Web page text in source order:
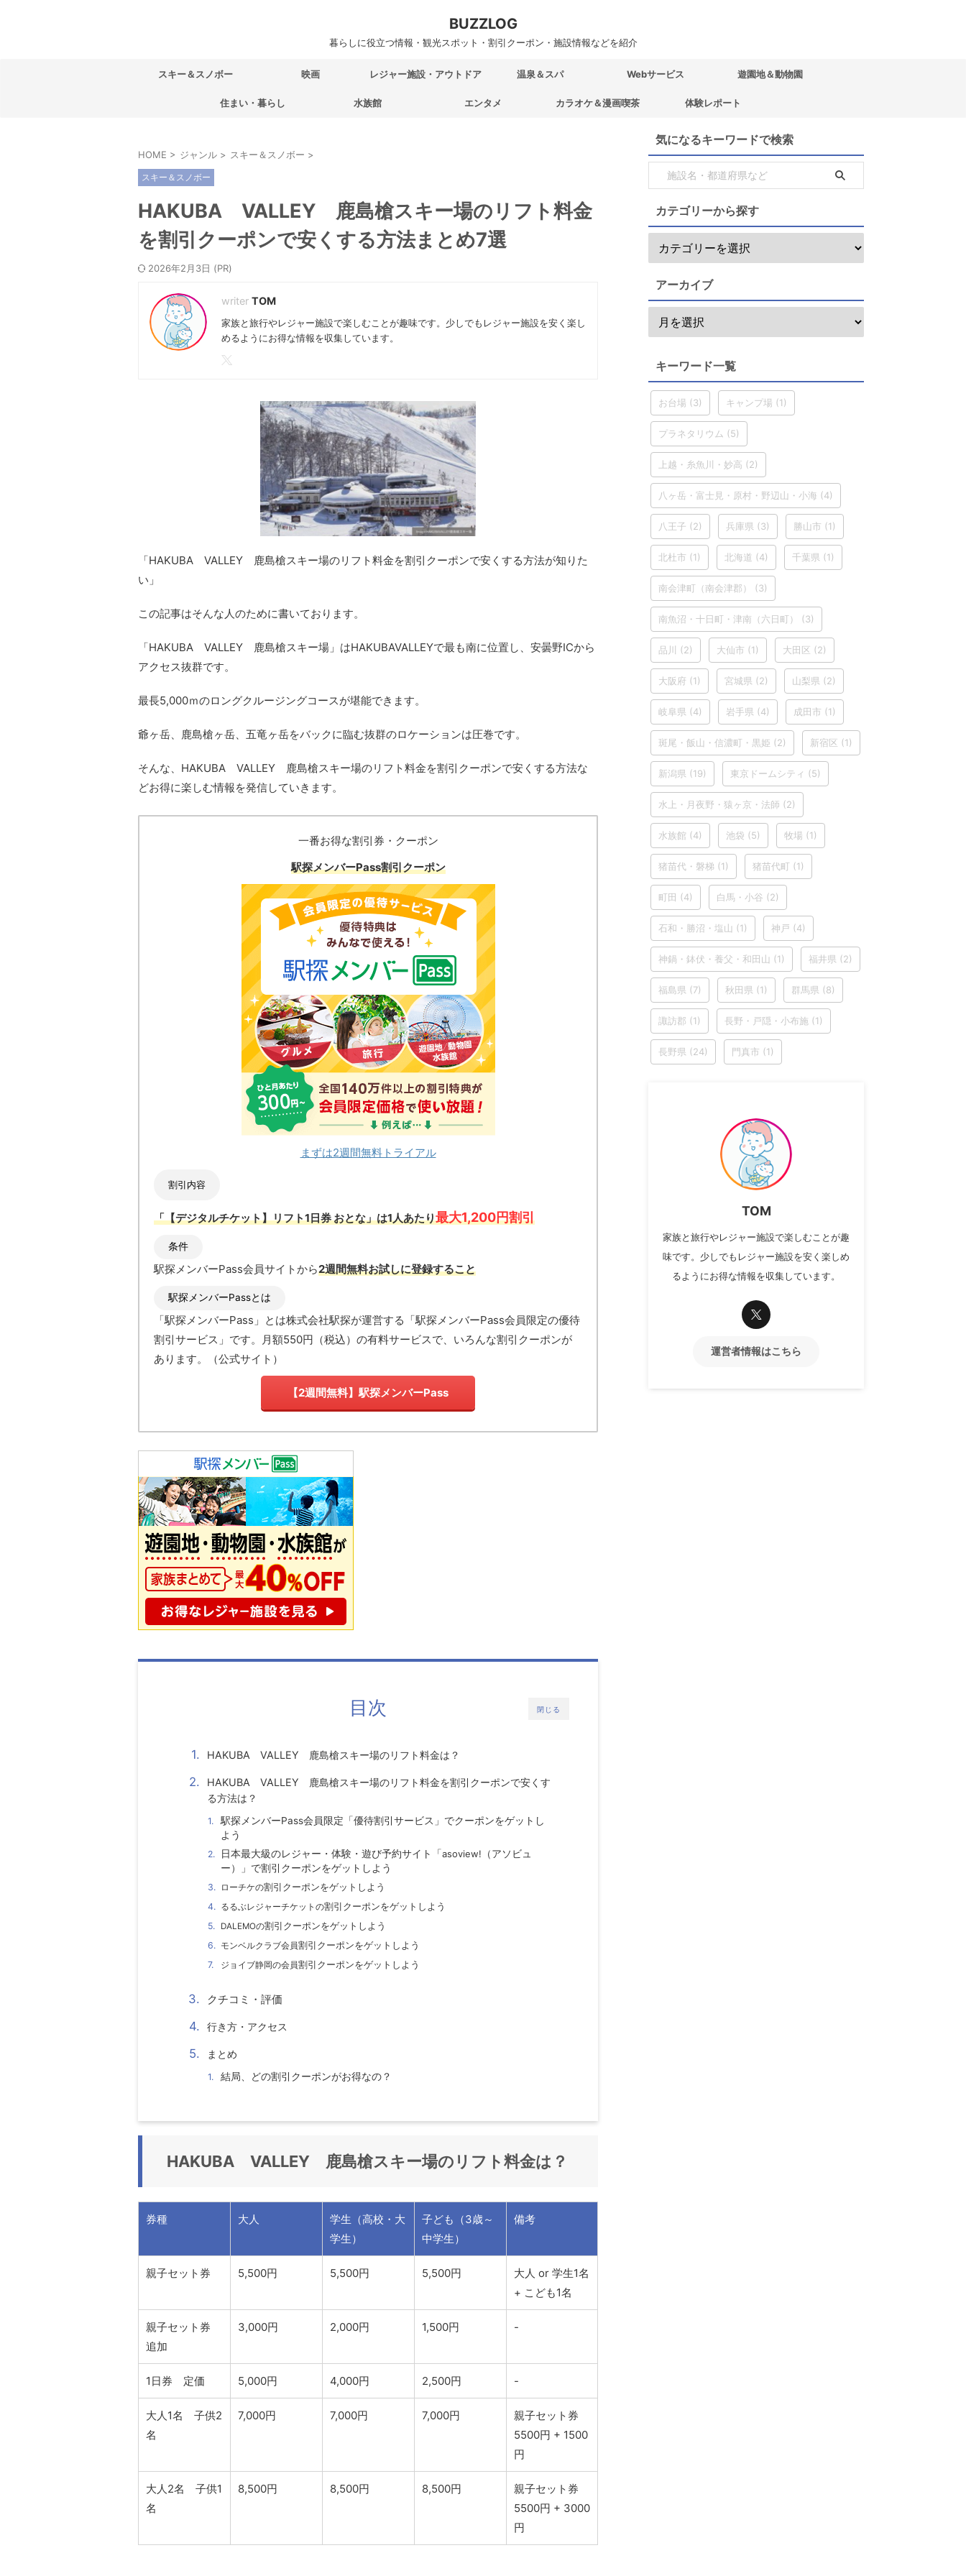
BUZZLOG
暮らしに役立つ情報・観光スポット・割引クーポン・施設情報などを紹介
スキー＆スノボー 映画 レジャー施設・アウトドア 温泉＆スパ Webサービス 遊園地＆動物園
住まい・暮らし 水族館 エンタメ カラオケ＆漫画喫茶 体験レポート
HOME > ジャンル > スキー＆スノボー >
スキー＆スノボー
HAKUBA VALLEY 鹿島槍スキー場のリフト料金
を割引クーポンで安くする方法まとめ7選
2026年2月3日
TOM
家族と旅行やレジャー施設で楽しむことが趣味です。少しでもレジャー施設を安く楽し
めるようにお得な情報を収集しています。
「HAKUBA VALLEY 鹿島槍スキー場のリフト料金を割引クーポンで安くする方法が知りた
い」
この記事はそんな人のために書いております。
「HAKUBA VALLEY 鹿島槍スキー場 」はHAKUBAVALLEYで最も南に位置し、安曇野ICから
アクセス抜群です。
最長5,000ｍのロングクルージングコースが堪能できます。
爺ヶ岳、鹿島槍ヶ岳、五竜ヶ岳をバックに臨む抜群のロケーションは圧巻です。
そんな、 HAKUBA VALLEY 鹿島槍スキー場のリフト料金を割引クーポンで安くする方法な
どお得に楽しむ情報を発信していきます。
一番お得な割引券・クーポン
駅探メンバーPass割引クーポン
まずは2週間無料トライアル
割引内容
「【デジタルチケット】リフト1日券 おとな」は1人あたり最大1,200円割引
条件
駅探メンバーPass会員サイトから2週間無料お試しに登録すること
駅探メンバーPassとは
「駅探メンバーPass」とは株式会社駅探が運営する「駅探メンバーPass会員限定の優待
割引サービス」です。月額550円（税込）の有料サービスで、いろんな割引クーポンが
あります。
（公式サイト ）
【2週間無料】駅探メンバーPass
閉じる
目次
HAKUBA VALLEY 鹿島槍スキー場のリフト料金は？
HAKUBA VALLEY 鹿島槍スキー場のリフト料金を割引クーポンで安くす
る方法は？
駅探メンバーPass会員限定「優待割引サービス」でクーポンをゲットし
よう
日本最大級のレジャー・体験・遊び予約サイト「asoview! （アソビュ
ー）」で割引クーポンをゲットしよう
ローチケの割引クーポンをゲットしよう
るるぶレジャーチケット の割引クーポンをゲットしよう
DALEMOの割引クーポンをゲットしよう
モンベルクラブ会員割引クーポンをゲットしよう
ジョイブ静岡の会員割引クーポンをゲットしよう
クチコミ・評価
行き方・アクセス
まとめ
結局、どの割引クーポンがお得なの？
HAKUBA VALLEY 鹿島槍スキー場のリフト料金は？
券種 大人
学生（高校・大
学生）
子ども（3歳～
中学生）
備考
親子セット券 5,500円 5,500円 5,500円
大人 or 学生1名
+ こども1名
親子セット券
追加
3,000円 2,000円 1,500円 -
1日券 定価 5,000円 4,000円 2,500円 -
大人1名 子供2
名
7,000円 7,000円 7,000円
親子セット券
5500円 + 1500
円
大人2名 子供1
名
8,500円 8,500円 8,500円
親子セット券
5500円 + 3000
円
気になるキーワードで検索
カテゴリーから探す
アーカイブ
キーワード一覧
お台場 (3) キャンプ場 (1)
プラネタリウム (5)
上越・糸魚川・妙高 (2)
八ヶ岳・富士見・原村・野辺山・小海 (4)
八王子 (2) 兵庫県 (3) 勝山市 (1)
北杜市 (1) 北海道 (4) 千葉県 (1)
南会津町（南会津郡） (3)
南魚沼・十日町・津南（六日町） (3)
品川 (2) 大仙市 (1) 大田区 (2)
大阪府 (1) 宮城県 (2) 山梨県 (2)
岐阜県 (4) 岩手県 (4) 成田市 (1)
斑尾・飯山・信濃町・黒姫 (2) 新宿区 (1)
新潟県 (19) 東京ドームシティ (5)
水上・月夜野・猿ヶ京・法師 (2)
水族館 (4) 池袋 (5) 牧場 (1)
猪苗代・磐梯 (1) 猪苗代町 (1)
町田 (4) 白馬・小谷 (2)
石和・勝沼・塩山 (1) 神戸 (4)
神鍋・鉢伏・養父・和田山 (1) 福井県 (2)
福島県 (7) 秋田県 (1) 群馬県 (8)
諏訪郡 (1) 長野・戸隠・小布施 (1)
長野県 (24) 門真市 (1)
TOM
家族と旅行やレジャー施設で楽しむことが趣
味です。少しでもレジャー施設を安く楽しめ
るようにお得な情報を収集しています。
運営者情報はこちら